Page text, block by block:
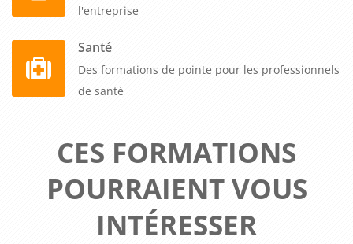
l'entreprise
Santé
Des formations de pointe pour les professionnels
de santé
CES FORMATIONS
POURRAIENT VOUS
INTÉRESSER